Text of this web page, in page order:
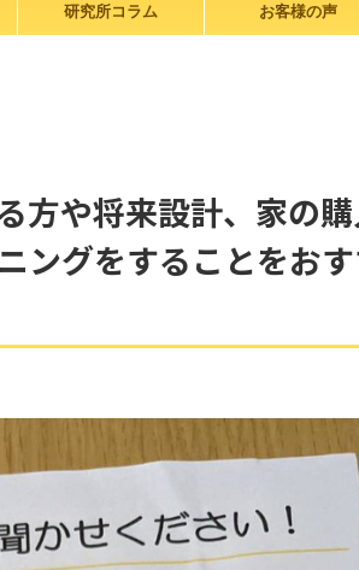
研究所コラム お客様の声
方や将来設計、家の
ングをすることをお